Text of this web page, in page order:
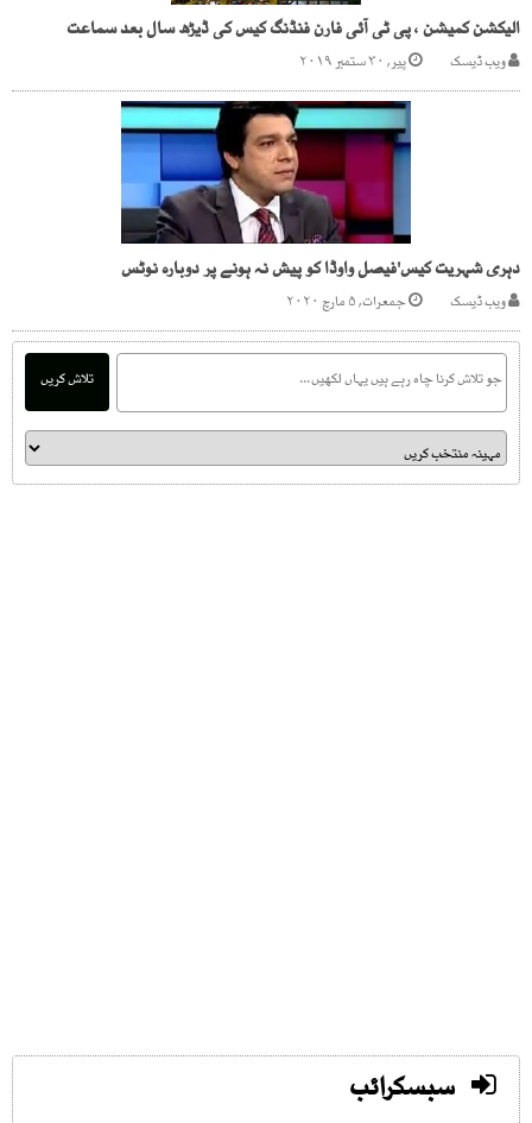
الیکشن کمیشن ، پی ٹی آئی فارن فنڈنگ کیس کی ڈیڑھ سال بعد سماعت
ویب ڈیسک پیر, ۳۰ ستمبر ۲۰۱۹
دہری شہریت کیس'فیصل واوڈا کو پیش نہ ہونے پر دوبارہ نوٹس
ویب ڈیسک جمعرات, ۵ مارچ ۲۰۲۰
تلاش کریں
سبسکرائب